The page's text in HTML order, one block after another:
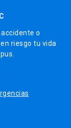
o
riesgo tu vida